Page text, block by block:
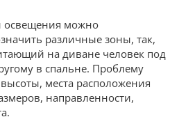
освещения можно
различные зоны, так,
на диване человек под
в спальне. Проблему
места расположения
направленности,